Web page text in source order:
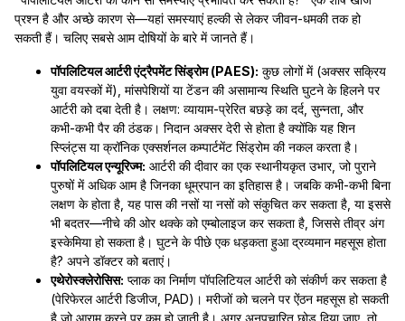
प्रश्न है और अच्छे कारण से—यहां समस्याएं हल्की से लेकर जीवन-धमकी तक हो
सकती हैं। चलिए सबसे आम दोषियों के बारे में जानते हैं।
पॉपलिटियल आर्टरी एंट्रैपमेंट सिंड्रोम (PAES): कुछ लोगों में (अक्सर सक्रिय
युवा वयस्कों में), मांसपेशियों या टेंडन की असामान्य स्थिति घुटने के हिलने पर
आर्टरी को दबा देती है। लक्षण: व्यायाम-प्रेरित बछड़े का दर्द, सुन्नता, और
कभी-कभी पैर की ठंडक। निदान अक्सर देरी से होता है क्योंकि यह शिन
स्प्लिंट्स या क्रॉनिक एक्सर्शनल कम्पार्टमेंट सिंड्रोम की नकल करता है।
पॉपलिटियल एन्यूरिज्म: आर्टरी की दीवार का एक स्थानीयकृत उभार, जो पुराने
पुरुषों में अधिक आम है जिनका धूम्रपान का इतिहास है। जबकि कभी-कभी बिना
लक्षण के होता है, यह पास की नसों या नसों को संकुचित कर सकता है, या इससे
भी बदतर—नीचे की ओर थक्के को एम्बोलाइज कर सकता है, जिससे तीव्र अंग
इस्केमिया हो सकता है। घुटने के पीछे एक धड़कता हुआ द्रव्यमान महसूस होता
है? अपने डॉक्टर को बताएं।
एथेरोस्क्लेरोसिस: प्लाक का निर्माण पॉपलिटियल आर्टरी को संकीर्ण कर सकता है
(पेरिफेरल आर्टरी डिजीज, PAD)। मरीजों को चलने पर ऐंठन महसूस हो सकती
है जो आराम करने पर कम हो जाती है। अगर अनुपचारित छोड़ दिया जाए, तो